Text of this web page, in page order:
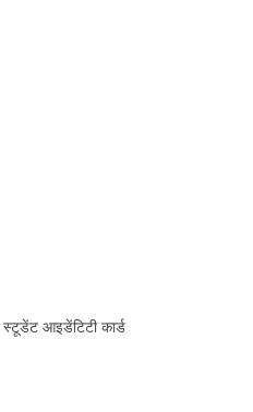
स्टूडेंट आइडेंटिटी कार्ड